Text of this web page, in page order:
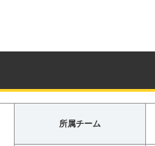
所属チーム